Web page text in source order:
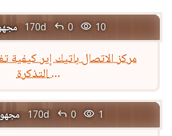
170d  0  10
مركز الاتصال باتيك إير كيفية
التذكرة ...
170d  0  1